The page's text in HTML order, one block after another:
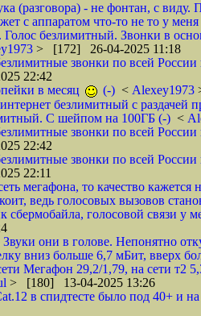
(разговора) - не фонтан, с
с аппаратом что-то не то у
Голос безлимитный. Звонки в
> [172] 26-04-2025 11:18
звонки по всей
22:42
в месяц
(-) < Alexey1973
безлимитный с раздачей
С шейпом на 100ГБ (-) <
звонки по всей
22:42
звонки по всей
22:11
мегафона, то качество
ведь голосовых вызовов
сбермобайла, голосовой связи
они в голове. Непонятно
вниз больше 6,7 мБит, вверх
Мегафон 29,2/1,79, на сети т2
> [180] 13-04-2025 13:26
в спидтесте было под 40+ и